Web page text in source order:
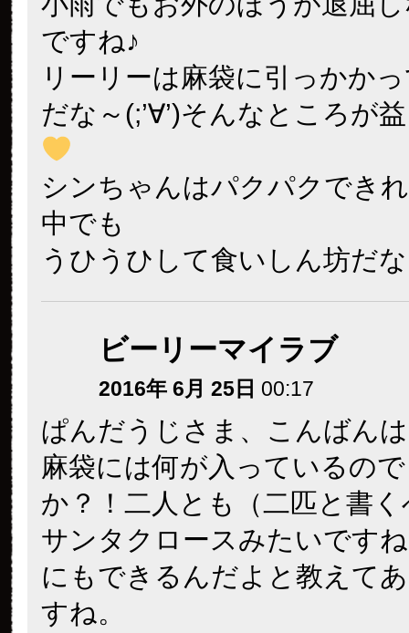
ですね♪
リーリーは麻袋に引っかか
だな～(;’∀’)そんなところが
シンちゃんはパクパクでき
中でも
うひうひして食いしん坊だ
ビーリーマイラブ
2016年 6月 25日 00:17
ぱんだうじさま、こんばん
麻袋には何が入っているの
か？！二人とも（二匹と書
サンタクロースみたいです
にもできるんだよと教えて
すね。